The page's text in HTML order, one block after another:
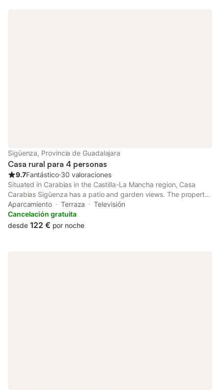
Sigüenza, Provincia de Guadalajara
Casa rural para 4 personas
9.7Fantástico⋅30 valoraciones
Situated in Carabias in the Castilla-La Mancha region, Casa
Carabias Sigüenza has a patio and garden views. The property
features city views. The accommodation features private
check-in and check-out and a tour desk for guests.
Aparcamiento Terraza
Televisión
Cancelación gratuita
desde 122 € por noche